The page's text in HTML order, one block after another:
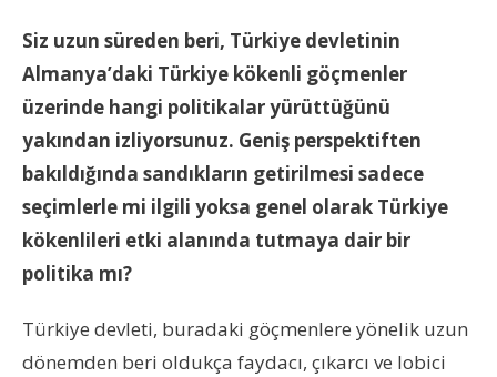
Siz uzun süreden beri, Türkiye devletinin
Almanya’daki Türkiye kökenli göçmenler
üzerinde hangi politikalar yürüttüğünü
yakından izliyorsunuz. Geniş perspektiften
bakıldığında sandıkların getirilmesi sadece
seçimlerle mi ilgili yoksa genel olarak Türkiye
kökenlileri etki alanında tutmaya dair bir
politika mı?
Türkiye devleti, buradaki göçmenlere yönelik uzun
dönemden beri oldukça faydacı, çıkarcı ve lobici